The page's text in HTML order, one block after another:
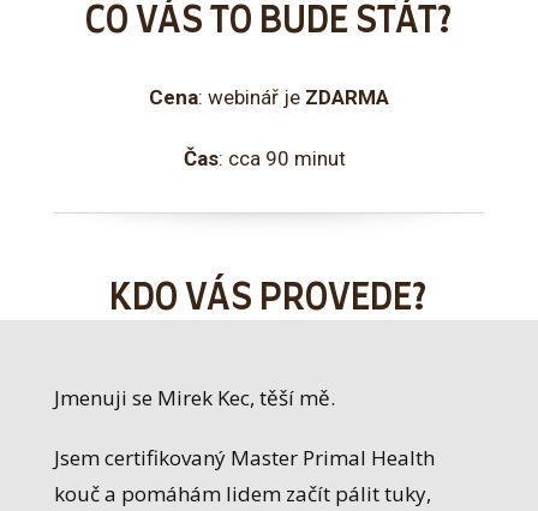
CO VÁS TO BUDE STÁT?
Cena: webinář je ZDARMA
Čas: cca 90 minut
KDO VÁS PROVEDE?
Jmenuji se Mirek Kec, těší mě.
Jsem certifikovaný Master Primal Health
kouč a pomáhám lidem začít pálit tuky,